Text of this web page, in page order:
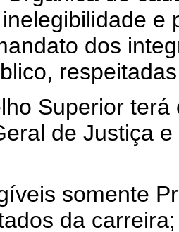
e
dos
Superior
de Justiça
somente
da carreira;